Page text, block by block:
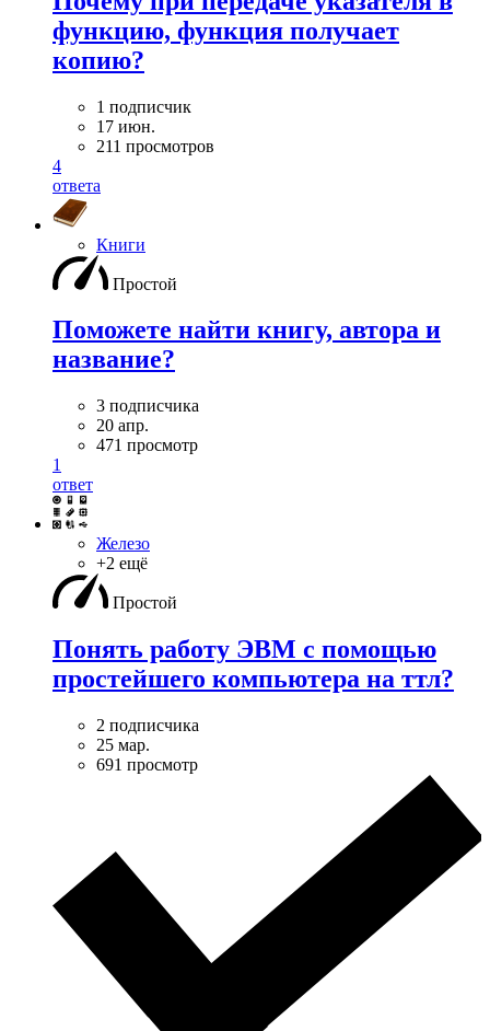
функцию, функция получает
копию?
1 подписчик
17 июн.
211 просмотров
4
ответа
Книги
Простой
Поможете найти книгу, автора и
название?
3 подписчика
20 апр.
471 просмотр
1
ответ
Железо
+2 ещё
Простой
Понять работу ЭВМ с помощью
простейшего компьютера на ттл?
2 подписчика
25 мар.
691 просмотр